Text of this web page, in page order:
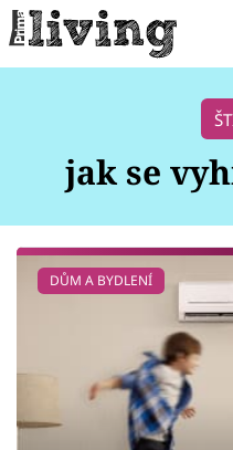
Témata
Zahrada
jak se
DŮM A BYDLENÍ